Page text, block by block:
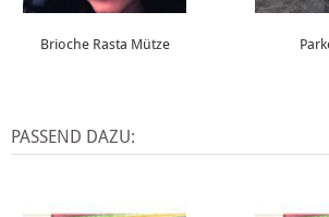
Brioche Rasta Mütze
PASSEND DAZU: